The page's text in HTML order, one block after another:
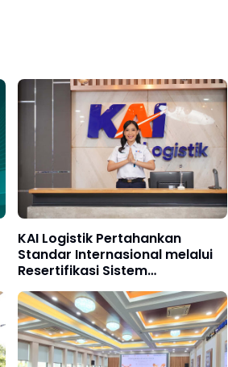
KAI Logistik Pertahankan
Standar Internasional melalui
Resertifikasi Sistem
Manajemen Integrasi ISO